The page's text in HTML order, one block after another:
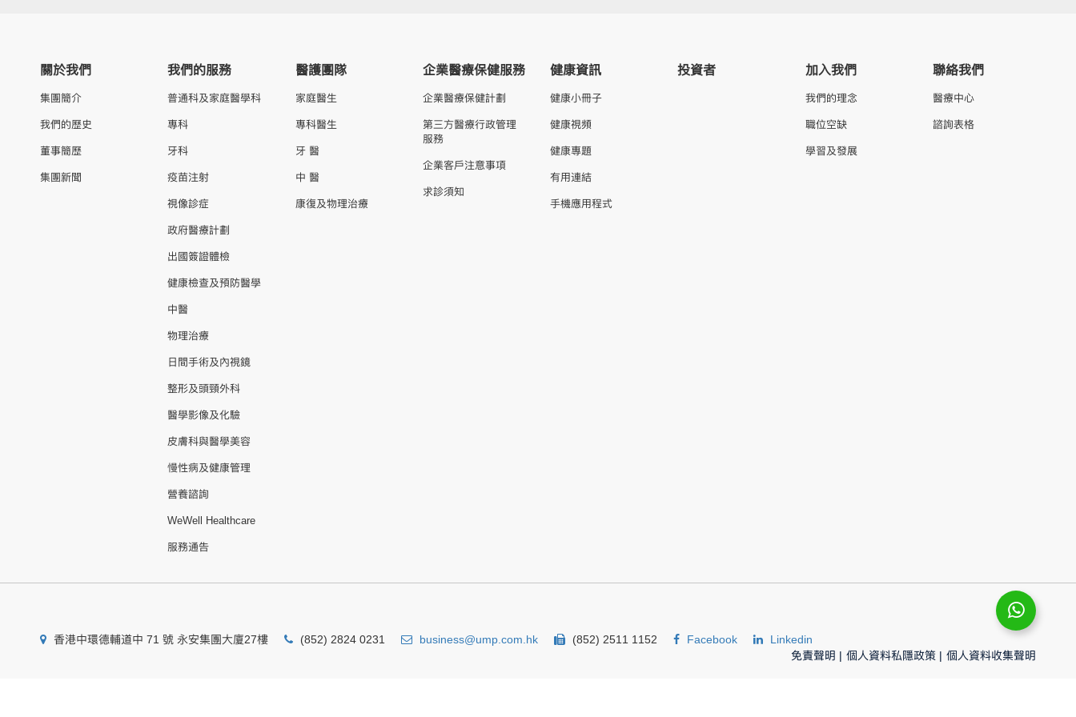
關於我們
集團簡介
我們的歷史
董事簡歷
集團新聞
我們的服務
普通科及家庭醫學科
專科
牙科
疫苗注射
視像診症
政府醫療計劃
出國簽證體檢
健康檢查及預防醫學
中醫
物理治療
日間手術及內視鏡
整形及頭頸外科
醫學影像及化驗
皮膚科與醫學美容
慢性病及健康管理
營養諮詢
WeWell Healthcare
服務通告
醫護團隊
家庭醫生
專科醫生
牙 醫
中 醫
康復及物理治療
企業醫療保健服務
企業醫療保健計劃
第三方醫療行政管理
服務
企業客戶注意事項
求診須知
健康資訊
健康小冊子
健康視頻
健康專題
有用連結
手機應用程式
投資者 加入我們
我們的理念
職位空缺
學習及發展
聯絡我們
醫療中心
諮詢表格
香港中環德輔道中 71 號 永安集團大廈27樓 (852) 2824 0231 business@ump.com.hk (852) 2511 1152 Facebook
Linkedin
免責聲明 | 個人資料私隱政策 | 個人資料收集聲明